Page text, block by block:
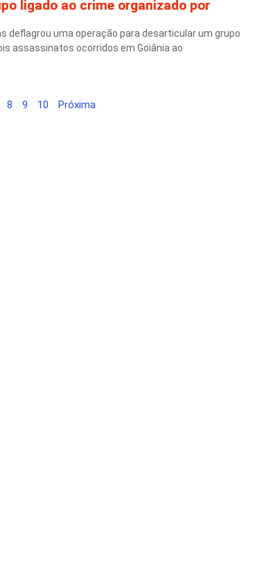
ligado ao crime organizado por
deflagrou uma operação para desarticular um grupo
assassinatos ocorridos em Goiânia ao
8 9 10 Próxima